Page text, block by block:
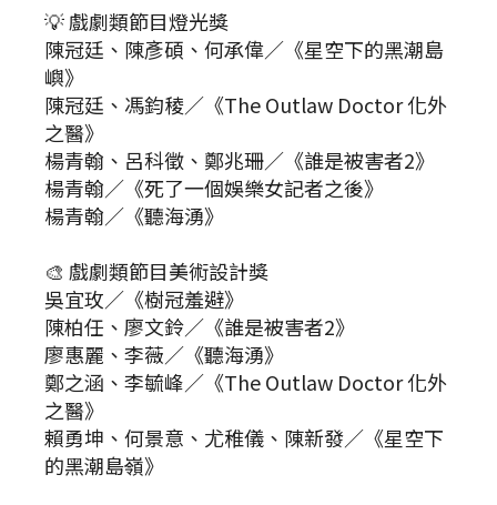
💡 戲劇類節目燈光獎
陳冠廷、陳彥碩、何承偉／《星空下的黑潮島
嶼》
陳冠廷、馮鈞稜／《The Outlaw Doctor 化外
之醫》
楊青翰、呂科徵、鄭兆珊／《誰是被害者2》
楊青翰／《死了一個娛樂女記者之後》
楊青翰／《聽海湧》
🎨 戲劇類節目美術設計獎
吳宜玫／《樹冠羞避》
陳柏任、廖文鈴／《誰是被害者2》
廖惠麗、李薇／《聽海湧》
鄭之涵、李毓峰／《The Outlaw Doctor 化外
之醫》
賴勇坤、何景意、尤稚儀、陳新發／《星空下
的黑潮島嶺》